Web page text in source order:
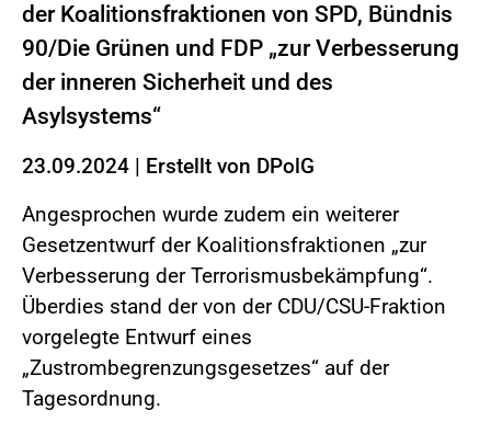
der Koalitionsfraktionen von SPD, Bündnis
90/Die Grünen und FDP „zur Verbesserung
der inneren Sicherheit und des
Asylsystems“
23.09.2024 | Erstellt von DPolG
Angesprochen wurde zudem ein weiterer
Gesetzentwurf der Koalitionsfraktionen „zur
Verbesserung der Terrorismusbekämpfung“.
Überdies stand der von der CDU/CSU-Fraktion
vorgelegte Entwurf eines
„Zustrombegrenzungsgesetzes“ auf der
Tagesordnung.